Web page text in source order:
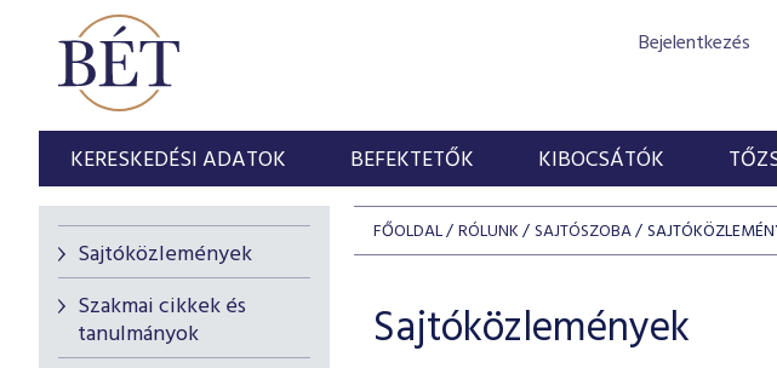
Bejelentkezés
KERESKEDÉSI ADATOK BEFEKTETŐK KIBOCSÁTÓK
Sajtóközlemények
Szakmai cikkek és
tanulmányok
FŐOLDAL RÓLUNK SAJTÓSZOBA
Sajtóközlemények